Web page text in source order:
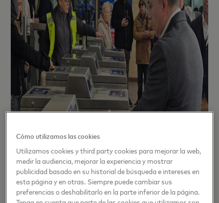
Cómo utilizamos las cookies
Utilizamos cookies y third party cookies para mejorar la web,
medir la audiencia, mejorar la experiencia y mostrar
publicidad basado en su historial de búsqueda e intereses en
esta página y en otras. Siempre puede cambiar sus
preferencias o deshabilitarlo en la parte inferior de la página.